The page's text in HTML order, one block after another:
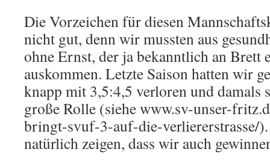
Die Vorzeichen für diesen
nicht gut, denn wir mussten aus
ohne Ernst, der ja bekanntlich an Brett
auskommen. Letzte Saison hatten wir
knapp mit 3,5:4,5 verloren und damals
große Rolle (siehe www.sv-unser-
bringt-svuf-3-auf-die-verliererstrasse/
natürlich zeigen, dass wir auch